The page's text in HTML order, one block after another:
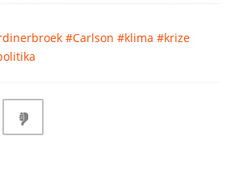
#Carlson #klima #krize